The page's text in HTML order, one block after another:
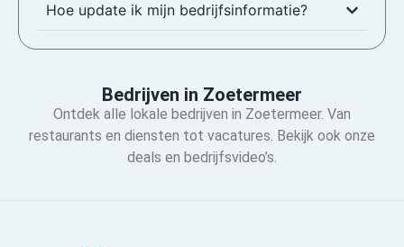
Hoe update ik mijn bedrijfsinformatie?
Bedrijven in Zoetermeer
Ontdek alle lokale bedrijven in Zoetermeer. Van
restaurants en diensten tot vacatures. Bekijk ook onze
deals en bedrijfsvideo’s.